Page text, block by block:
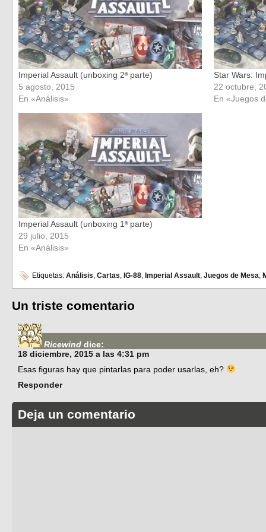
Imperial Assault (unboxing 2ª parte)
5 agosto, 2015
En «Análisis»
Star Wars:
22 octubre,
En «Juegos
Imperial Assault (unboxing 1ª parte)
29 julio, 2015
En «Análisis»
Etiquetas: Análisis, Cartas, IG-88, Imperial Assault, Juegos de Mesa,
Un triste comentario
Ricewind dice:
18 diciembre, 2015 a las 4:31 pm
Esas figuras hay que pintarlas para poder usarlas, eh?
Responder
Deja un comentario